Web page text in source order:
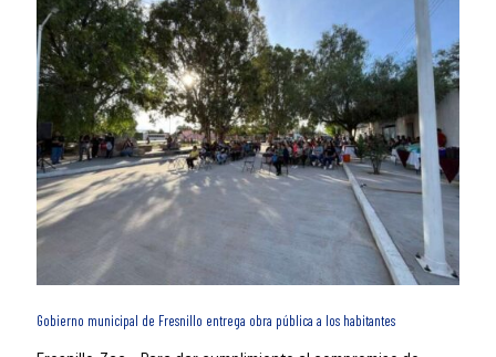
Gobierno municipal de Fresnillo entrega obra pública a los habitantes